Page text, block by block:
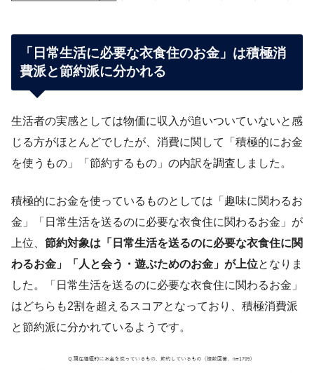
「日常生活に必要な衣食住のお金」は積極消
費派と節約派に分かれる
生活者の実感としては物価に収入が追いついていないと感
じる方がほとんどでしたが、消費に関して「積極的にお金
を使うもの」「節約するもの」の内訳を調査しました。
積極的にお金を使っているものとしては「趣味に関わるお
金」「日常生活を送るのに必要な衣食住に関わるお金」が
上位、 節約対象は「日常生活を送るのに必要な衣食住に関
わるお金」「人と会う・遊ぶためのお金」が上位となりま
した。「日常生活を送るのに必要な衣食住に関わるお金」
はどちらも2割を超えるスコアとなっており、積極消費派
と節約派に分かれているようです。